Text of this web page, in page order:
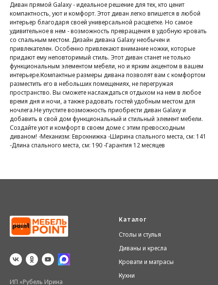
Диван прямой Galaxy - идеальное решение для тех, кто ценит
компактность, уют и комфорт. Этот диван легко впишется в любой
интерьер благодаря своей универсальной расцветке. Но самое
удивительное в нем - возможность превращения в удобную кровать
со спальным местом. Дизайн дивана Galaxy необычен и
привлекателен. Особенно привлекают внимание ножки, которые
придают ему неповторимый стиль. Этот диван станет не только
функциональным элементом мебели, но и ярким акцентом в вашем
интерьере.Компактные размеры дивана позволят вам с комфортом
разместить его в небольших помещениях, не перегружая
пространство. Вы сможете наслаждаться отдыхом на нем в любое
время дня и ночи, а также радовать гостей удобным местом для
ночлега.Не упустите возможность приобрести диван Galaxy и
добавить в свой дом функциональный и стильный элемент мебели.
Создайте уют и комфорт в своем доме с этим превосходным
диваном! -Механизм: Еврокнижка -Ширина спального места, см: 141
-Длина спального места, см: 190 -Гарантия 12 месяцев
ИП «Рубель Ирина
Каталог
Столы и стулья
Диваны и кресла
Кровати и матрасы
Кухни